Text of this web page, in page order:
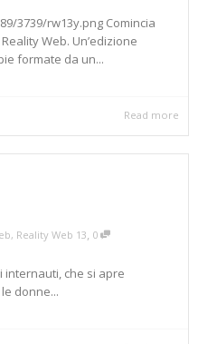
3739/rw13y.png Comincia
Web. Un’edizione
formate da un...
Read more
, Reality Web 13, 0
internauti, che si apre
donne...